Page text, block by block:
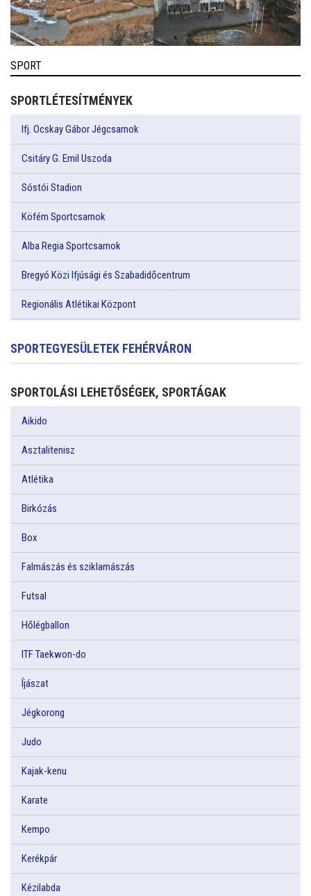
SPORT
SPORTLÉTESÍTMÉNYEK
Ifj. Ocskay Gábor Jégcsarnok
Csitáry G. Emil Uszoda
Sóstói Stadion
Köfém Sportcsarnok
Alba Regia Sportcsarnok
Bregyó Közi Ifjúsági és Szabadidőcentrum
Regionális Atlétikai Központ
SPORTEGYESÜLETEK FEHÉRVÁRON
SPORTOLÁSI LEHETŐSÉGEK, SPORTÁGAK
Aikido
Asztalitenisz
Atlétika
Birkózás
Box
Falmászás és sziklamászás
Futsal
Hőlégballon
ITF Taekwon-do
Íjászat
Jégkorong
Judo
Kajak-kenu
Karate
Kempo
Kerékpár
Kézilabda